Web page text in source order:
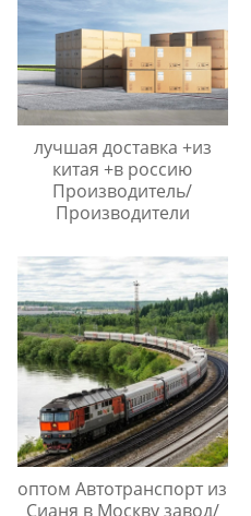
лучшая доставка +из
китая +в россию
Производитель/
Производители
оптом Автотранспорт из
Сианя в Москву завод/